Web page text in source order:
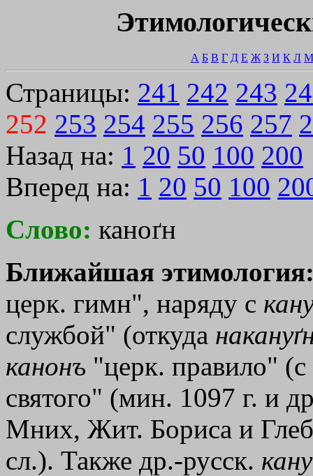
А Б В Г Д Е Ж З И К Л М
Страницы: 241 242 243
252 253 254 255 256 257
Назад на: 1 20 50 100 200
Вперед на: 1 20 50 100
Слово: каноґн
Ближайшая
церк. гимн", наряду с
службой" (откуда
канонъ "церк. правило" (с
святого" (мин. 1097 г. и
Мних, Жит. Бориса и
сл.). Также др.-русск.